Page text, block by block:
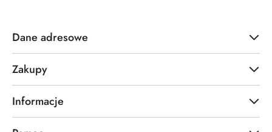
Dane adresowe
Zakupy
Informacje